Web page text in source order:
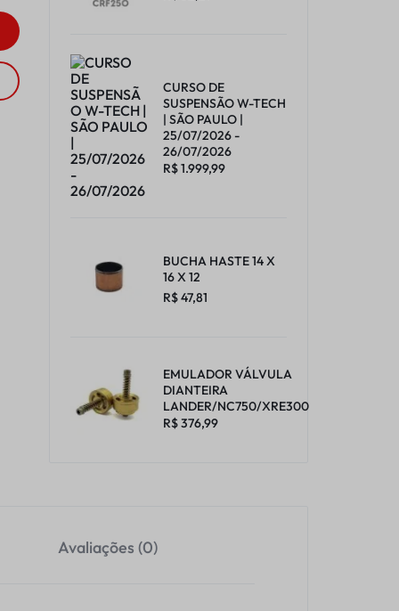
CURSO DE
SUSPENSÃO W-TECH
| SÃO PAULO |
25/07/2026 -
26/07/2026
R$1.999,99
BUCHA HASTE 14 X
16 X 12
R$47,81
EMULADOR VÁLVULA
DIANTEIRA
LANDER/NC750/XRE300
R$376,99
Avaliações (0)